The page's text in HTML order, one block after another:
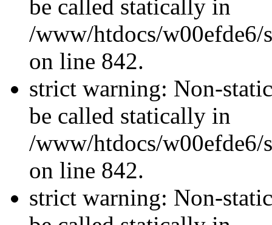
be called statically in
/www/htdocs/w00efde6/
on line 842.
strict warning: Non-
be called statically in
/www/htdocs/w00efde6/
on line 842.
strict warning: Non-